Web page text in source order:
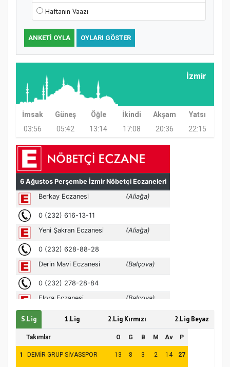
Samsun Atakum’da Ayasofya Camii
Etkinliği
Türkiye’de insanlar dinle bağlarını
koparıyor mu?
Haftanın Vaazı
ANKETI OYLA OYLARI GÖSTER
İzmir
İmsak Güneş Öğle İkindi Akşam
Yatsı
03:56
05:42 13:14 17:08 20:36 22:15
S.Lig 1.Lig 2.Lig Kırmızı 2.Lig Beyaz
Takımlar O G B M Av P
1 DEMİR GRUP SİVASSPOR 13 8 3 2 14 27